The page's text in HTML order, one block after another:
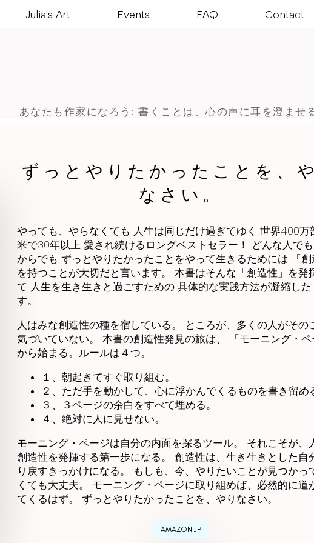
Julia's Art Events FAQ Contact
あなたも作家になろう: 書くことは、心の声に耳を澄ませ
ずっとやりたかったことを、
なさい。
やっても、やらなくても 人生は同じだけ過ぎてゆく 世界400万
米で30年以上 愛され続けるロングベストセラー！ どんな人で
からでも ずっとやりたかったことをやって生きるためには 「創
を持つことが大切だと言います。 本書はそんな「創造性」を発
て 人生を生き生きと過ごすための 具体的な実践方法が凝縮し
す。
人はみな創造性の種を宿している。 ところが、多くの人がその
気づいていない。 本書の創造性発見の旅は、 「モーニング・ペ
から始まる。ルールは４つ。
１、朝起きてすぐ取り組む。
２、ただ手を動かして、心に浮かんでくるものを書き留め
３、３ページの余白をすべて埋める。
４、絶対に人に見せない。
モーニング・ページは自分の内面を探るツール。 それこそが、
創造性を発揮する第一歩になる。 創造性は、生き生きとした自
り戻すきっかけになる。 もしも、今、やりたいことが見つかっ
くても大丈夫。 モーニング・ページに取り組めば、必然的に道
てくるはず。 ずっとやりたかったことを、やりなさい。
AMAZON JP